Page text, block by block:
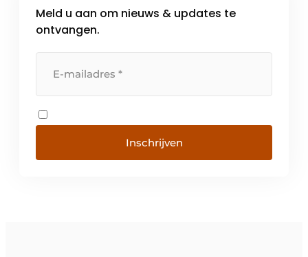
Meld u aan om nieuws & updates te
ontvangen.
Inschrijven